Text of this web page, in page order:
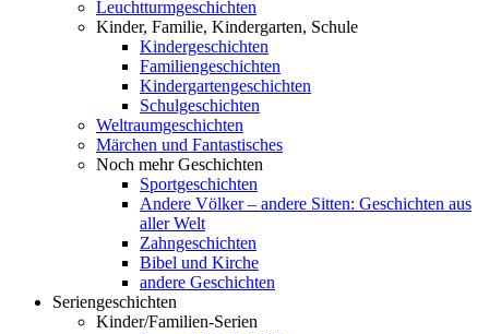
Leuchtturmgeschichten
Kinder, Familie, Kindergarten, Schule
Kindergeschichten
Familiengeschichten
Kindergartengeschichten
Schulgeschichten
Weltraumgeschichten
Märchen und Fantastisches
Noch mehr Geschichten
Sportgeschichten
Andere Völker – andere Sitten: Geschichten aus
aller Welt
Zahngeschichten
Bibel und Kirche
andere Geschichten
Seriengeschichten
Kinder/Familien-Serien